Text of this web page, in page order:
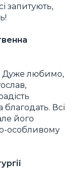
запитують,
Дуже любимо,
Всі
його
особливому